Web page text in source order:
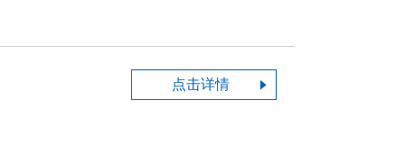
点击详情